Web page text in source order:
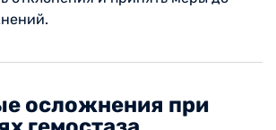
осложнения при